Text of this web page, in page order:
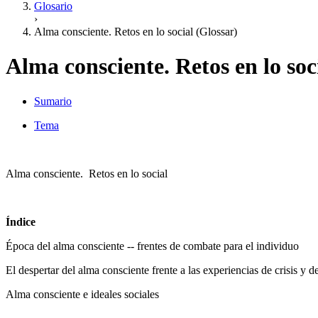
Glosario
›
Alma consciente. Retos en lo social (Glossar)
Alma consciente. Retos en lo
Sumario
Tema
Alma consciente. Retos en lo social
Índice
Época del alma consciente -- frentes de combate para el individuo
El despertar del alma consciente frente a las experiencias de crisis y
Alma consciente e ideales sociales